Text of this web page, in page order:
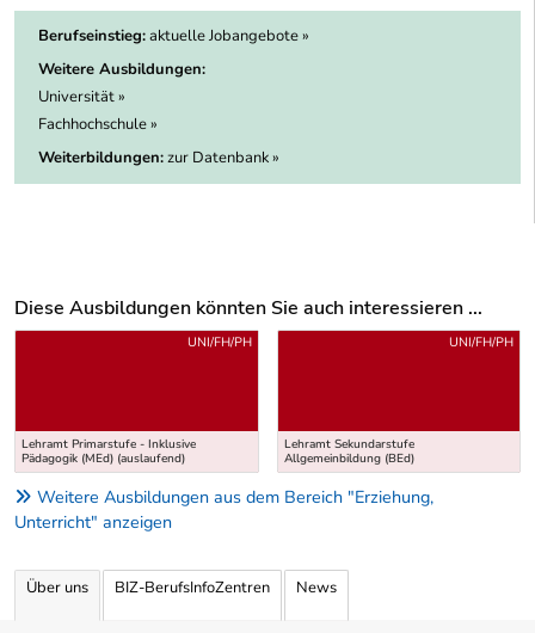
Berufseinstieg:aktuelle Jobangebote »
Weitere Ausbildungen:
Universität »
Fachhochschule »
Weiterbildungen:zur Datenbank »
Diese Ausbildungen könnten Sie auch interessieren ...
Uber weitere Ausbildungsvorschläge
Lehramt Primarstufe - Inklusive
Pädagogik (MEd) (auslaufend)
UNI/FH/PH
Lehramt Sekundarstufe
Allgemeinbildung (BEd)
UNI/FH/PH
Weitere Ausbildungen aus dem Bereich "Erziehung,
Unterricht" anzeigen
Über uns BIZ-BerufsInfoZentren News